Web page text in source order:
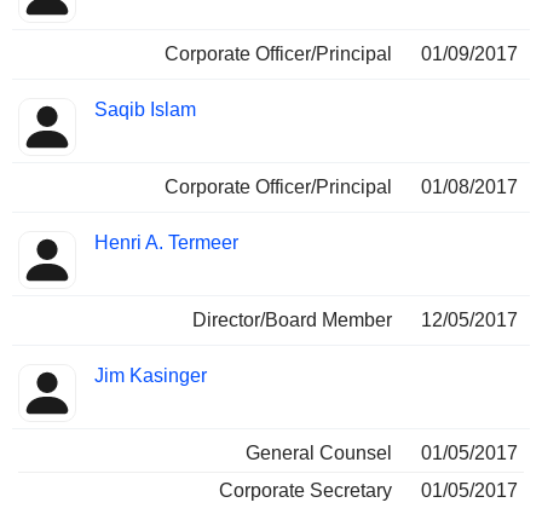
Corporate Officer/Principal 01/09/2017
Saqib Islam
Corporate Officer/Principal 01/08/2017
Henri A. Termeer
Director/Board Member 12/05/2017
Jim Kasinger
General Counsel
01/05/2017
Corporate Secretary
01/05/2017